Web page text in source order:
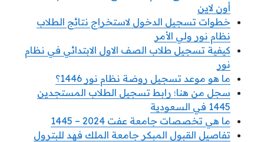
أون لاين
خطوات تسجيل الدخول لاستخراج نتائج الطلاب
نظام نور ولي الأمر
كيفية تسجيل طلاب الصف الاول الابتدائي في نظام
نور
ما هو موعد تسجيل روضة نظام نور 1446؟
سجل من هنا؛ رابط تسجيل الطلاب المستجدين
1445 في السعودية
ما هي تخصصات جامعة عفت 2024 – 1445
تفاصيل القبول المبكر جامعة الملك فهد للبترول